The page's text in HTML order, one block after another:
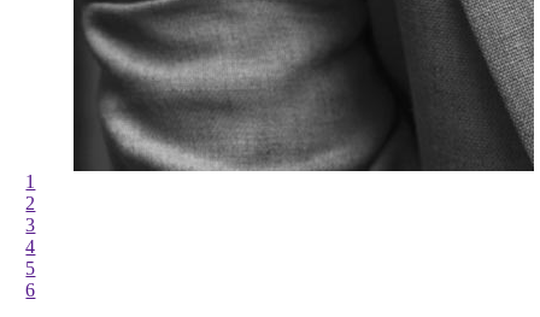
1
2
3
4
5
6